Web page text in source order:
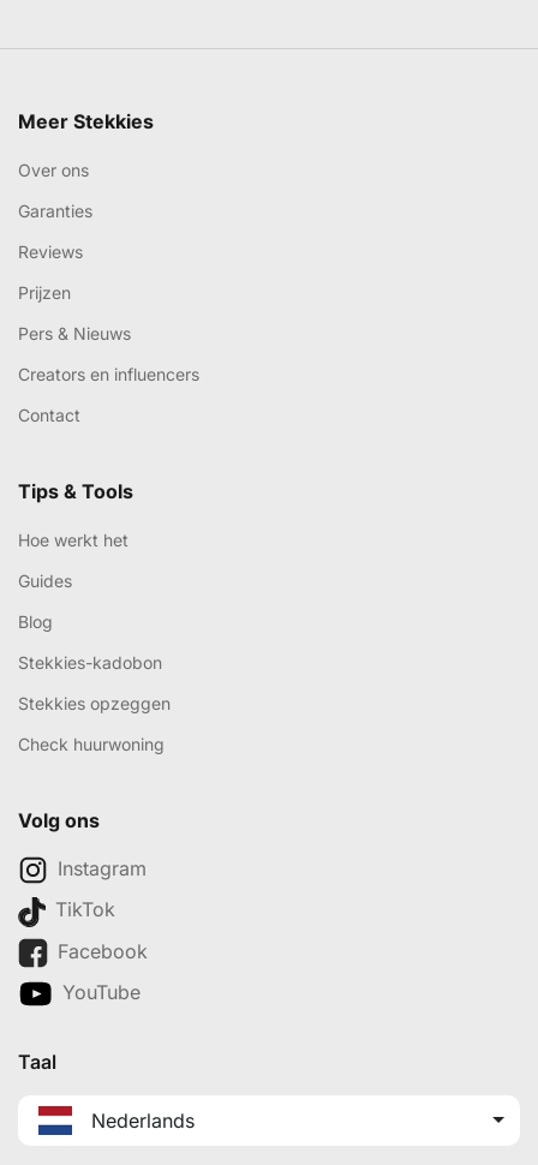
Meer Stekkies
Over ons
Garanties
Reviews
Prijzen
Pers & Nieuws
Creators en influencers
Contact
Tips & Tools
Hoe werkt het
Guides
Blog
Stekkies-kadobon
Stekkies opzeggen
Check huurwoning
Volg ons
Instagram
TikTok
Facebook
YouTube
Taal
Nederlands